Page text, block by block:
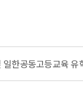
한공동고등교육